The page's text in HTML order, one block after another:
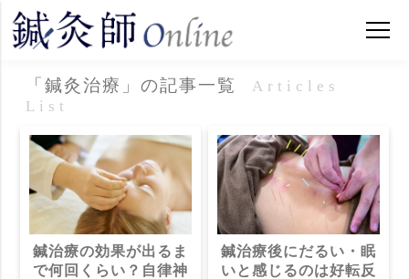
「鍼灸治療」の記事一覧
Articles
List
鍼治療の効果が出るま
で何回くらい？自律神
鍼治療後にだるい・眠
いと感じるのは好転反